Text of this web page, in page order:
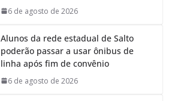
6 de agosto de 2026
Alunos da rede estadual de Salto
poderão passar a usar ônibus de
linha após fim de convênio
6 de agosto de 2026